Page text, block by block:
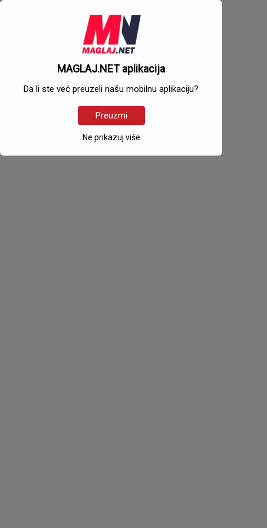
MAGLAJ.NET aplikacija
Da li ste već preuzeli našu mobilnu aplikaciju?
Preuzmi
Ne prikazuj više